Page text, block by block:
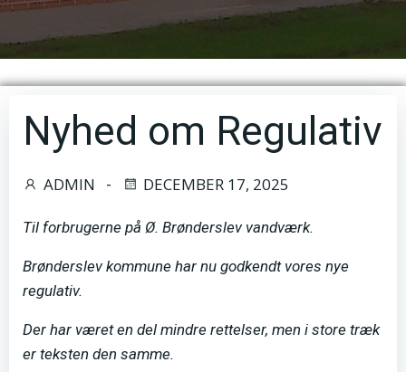
Nyhed om Regulativ
ADMIN - DECEMBER 17, 2025
Til forbrugerne på Ø. Brønderslev vandværk.
Brønderslev kommune har nu godkendt vores nye
regulativ.
Der har været en del mindre rettelser, men i store træk
er teksten den samme.